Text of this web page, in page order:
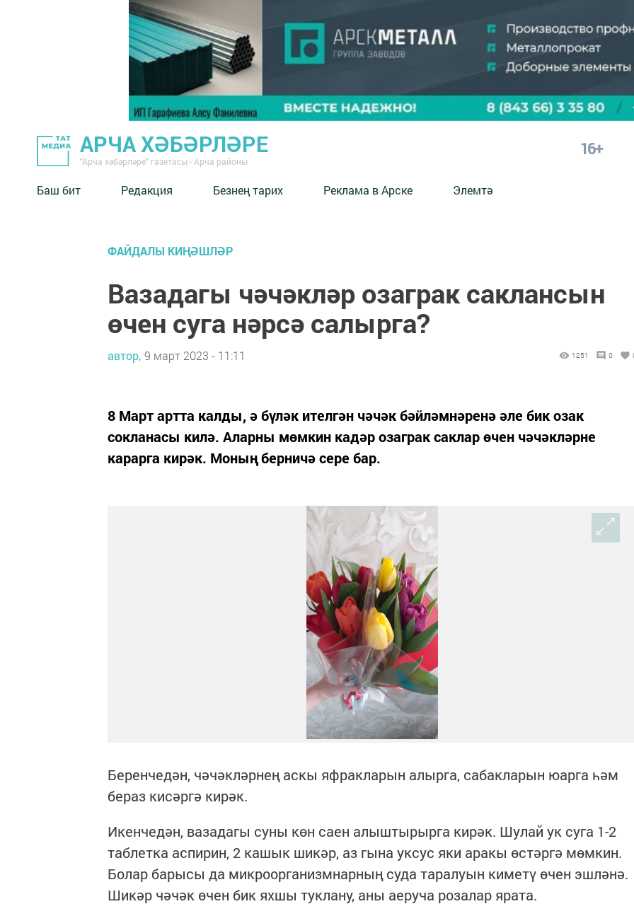
АРЧА ХӘБӘРЛӘРЕ
"Арча хәбәрләре" газетасы - Арча районы
16+
Баш бит Редакция Безнең тарих Реклама в Арске Элемтә
ФАЙДАЛЫ КИҢӘШЛӘР
Вазадагы чәчәкләр озаграк саклансын
өчен суга нәрсә салырга?
автор, 9 март 2023 - 11:11 1251 0
8 Март артта калды, ә бүләк ителгән чәчәк бәйләмнәренә әле бик озак
сокланасы килә. Аларны мөмкин кадәр озаграк саклар өчен чәчәкләрне
карарга кирәк. Моның берничә сере бар.
Беренчедән, чәчәкләрнең аскы яфракларын алырга, сабакларын юарга һәм
бераз кисәргә кирәк.
Икенчедән, вазадагы суны көн саен алыштырырга кирәк. Шулай ук суга 1-2
таблетка аспирин, 2 кашык шикәр, аз гына уксус яки аракы өстәргә мөмкин.
Болар барысы да микроорганизмнарның суда таралуын киметү өчен эшләнә.
Шикәр чәчәк өчен бик яхшы туклану, аны аеруча розалар ярата.